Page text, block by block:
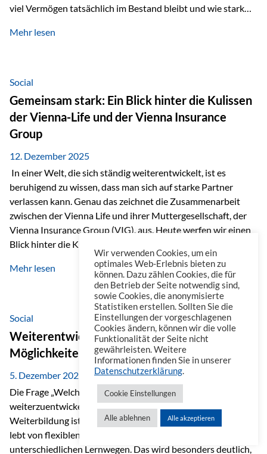
viel Vermögen tatsächlich im Bestand bleibt und wie stark
Beispiel verdeutlicht diese Wirkung besonders deutlich.
hinzukommen, spielt nicht nur die Rendite eine Rolle. Auch
steuerliche Effekte haben einen erheblichen Einfluss auf…
Mehr lesen
Social
Gemeinsam stark: Ein Blick hinter die Kulissen
der Vienna-Life und der Vienna Insurance
Group
12. Dezember 2025
In einer Welt, die sich ständig weiterentwickelt, ist es
beruhigend zu wissen, dass man sich auf starke Partner
verlassen kann. Genau das zeichnet die Zusammenarbeit
zwischen der Vienna Life und ihrer Muttergesellschaft, der
Vienna Insurance Group (VIG), aus. Heute werfen wir einen
Blick hinter die Kulissen auf eine Unternehmensgruppe mit
beeindruckender Geschichte, gewachsenem Know-how und
einem stabilen Fundament. Ein starkes Netzwerk in ganz
Europa Die Vienna Insurance Group ist die führende
Versicherungsgruppe in Zentral- und Osteuropa. Mit über
50 Versicherungsgesellschaften in insgesamt 30 Ländern
verbindet sie regionale Stärke mit internationaler
Kompetenz.
Mehr lesen
Social
Weiterentwicklung im Berufsalltag: Welche
Möglichkeiten es gibt
5. Dezember 2025
Die Frage „Welche Möglichkeiten gibt es, sich
weiterzuentwickeln?“ lässt sich heute vielseitig beantworten.
Weiterbildung ist längst kein starrer Prozess mehr, sondern
lebt von flexiblen Formaten, individuellen Bedürfnissen und
unterschiedlichen Lernwegen. Das wird besonders deutlich,
Wir verwenden Cookies, um ein
optimales Web-Erlebnis bieten zu
können. Dazu zählen Cookies, die für
den Betrieb der Seite notwendig sind,
sowie Cookies, die anonymisierte
Statistiken erstellen. Sollten Sie die
Einstellungen der vorgeschlagenen
Cookies ändern, können wir die volle
Funktionalität der Seite nicht
gewährleisten. Weitere
Informationen finden Sie in unserer
Datenschutzerklärung.
Cookie Einstellungen
Alle ablehnen Alle akzeptieren